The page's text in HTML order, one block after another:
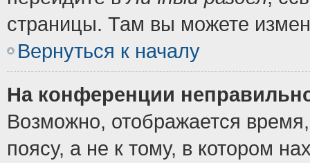
страницы. Там вы можете
Вернуться к началу
На конференции
Возможно, отображается
поясу, а не к тому, в котором